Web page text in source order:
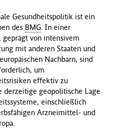
Gesundheitspolitik ist ein
des BMG. In einer
von intensivem
mit anderen Staaten und
Nachbarn, sind
um
effektiv zu
geopolitische Lage
einschließlich
Arzneimittel- und